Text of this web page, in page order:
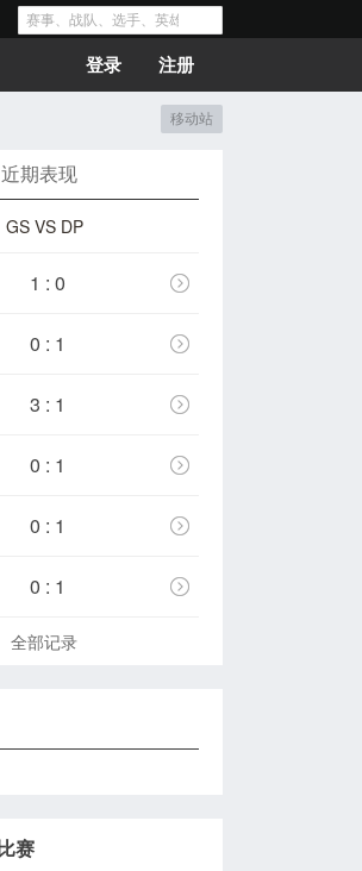
登录 注册
移动站
近期表现
GS VS DP
1 : 0
0 : 1
3 : 1
0 : 1
0 : 1
0 : 1
全部记录
赛